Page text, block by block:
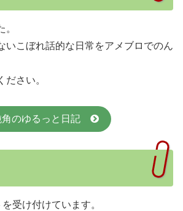
。
いこぼれ話的な日常をアメブロでのん
ださい。
角のゆるっと日記
受け付けています。